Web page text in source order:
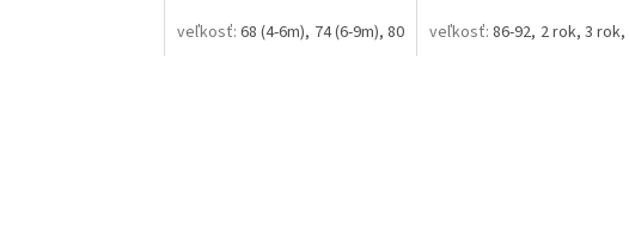
68 (4-6m) 74 (6-9m) 80 (9-12m) 86 (12-18m)
86-92 2 rok 3 rok